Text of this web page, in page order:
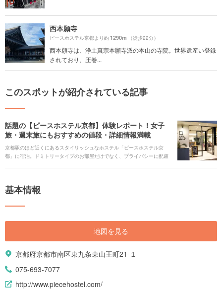
西本願寺
ピースホステル京都より約1290m （徒歩22分）
西本願寺は、浄土真宗本願寺派の本山の寺院。世界遺産い登録
されており、圧巻...
このスポットが紹介されている記事
話題の【ピースホステル京都】体験レポート！女子
旅・週末旅にもおすすめの値段・詳細情報満載
京都駅のほど近くにあるスタイリッシュなホステル「ピースホステル京
都」に宿泊。ドミトリータイプのお部屋だけでなく、プライバシーに配慮
ル京都を詳しく紹介させていただきます。
基本情報
地図を見る
京都府京都市南区東九条東山王町21-１
075-693-7077
http://www.piecehostel.com/